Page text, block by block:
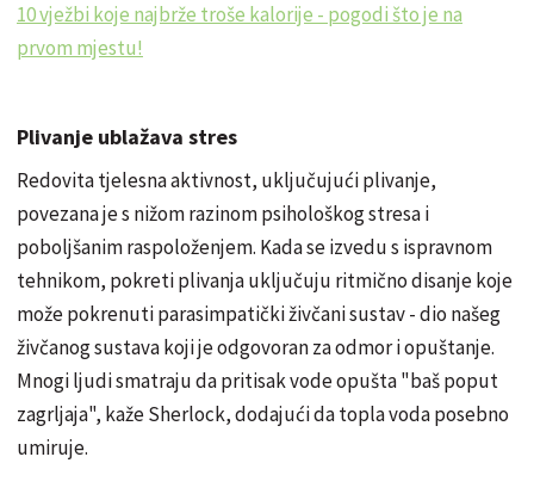
10 vježbi koje najbrže troše kalorije - pogodi što je na
prvom mjestu!
Plivanje ublažava stres
Redovita tjelesna aktivnost, uključujući plivanje,
povezana je s nižom razinom psihološkog stresa i
poboljšanim raspoloženjem. Kada se izvedu s ispravnom
tehnikom, pokreti plivanja uključuju ritmično disanje koje
može pokrenuti parasimpatički živčani sustav - dio našeg
živčanog sustava koji je odgovoran za odmor i opuštanje.
Mnogi ljudi smatraju da pritisak vode opušta "baš poput
zagrljaja", kaže Sherlock, dodajući da topla voda posebno
umiruje.